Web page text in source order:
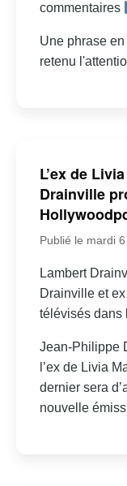
commentaires
Une phrase
retenu
L’ex de
Drainville
Publié le mardi
Lambert
Drainville et
télévisés dans
Jean-Philippe
l’ex de Livia
dernier sera
nouvelle